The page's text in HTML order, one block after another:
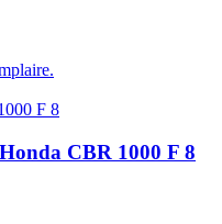
CBR 1000 F 8